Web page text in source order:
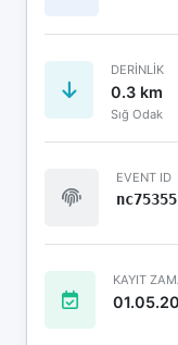
DERINLIK
0.3 km
Sığ Odak
EVENT ID
KAYIT